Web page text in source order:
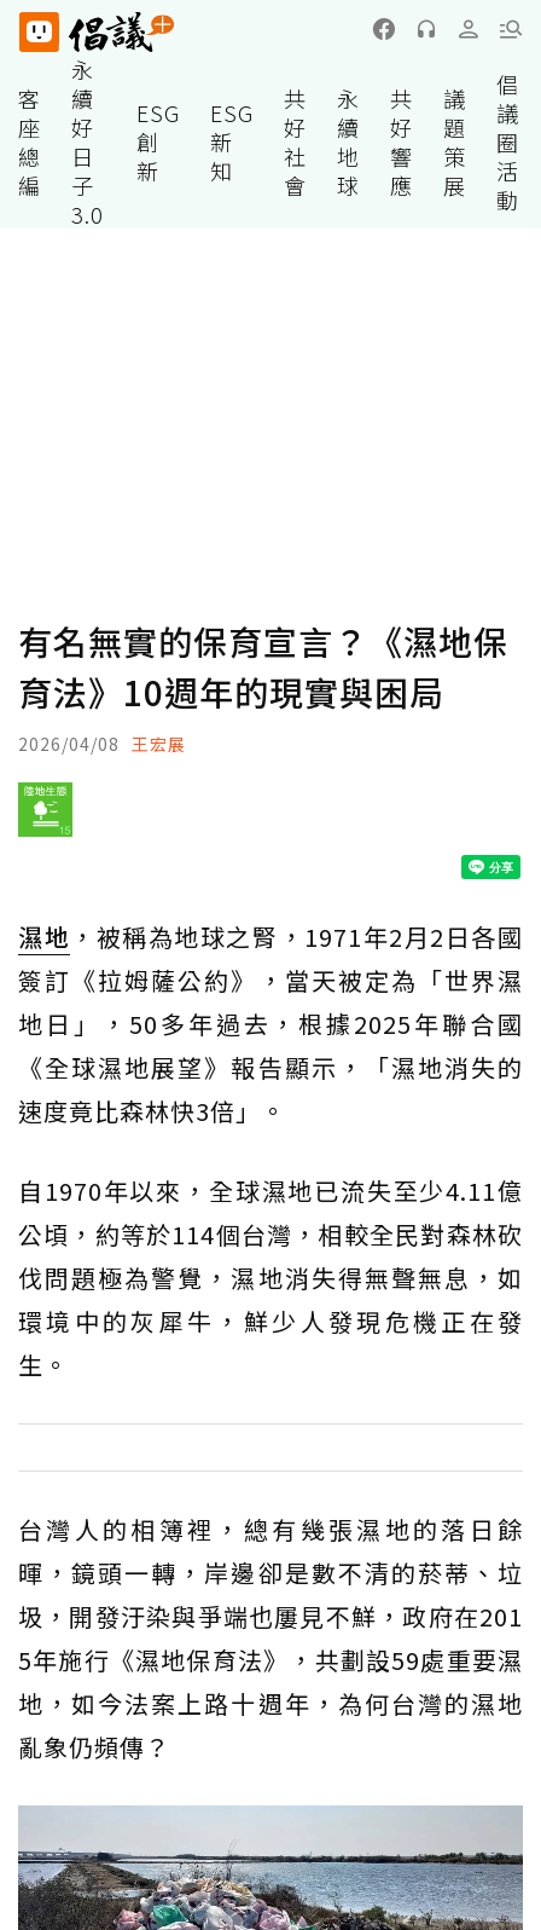
客
座
總
編
永
續
好
日
子
3.0
ESG
創
新
ESG
新
知
共
好
社
會
永
續
地
球
共
好
響
應
議
題
策
展
倡
議
圈
活
動
有名無實的保育宣言？《濕地保
育法》10週年的現實與困局
2026/04/08 王宏展
濕地 ，被稱為地球之腎，1971年2月2日各國
簽訂《拉姆薩公約》，當天被定為「世界濕
地日」，50多年過去，根據2025年聯合國
《全球濕地展望》報告顯示，「濕地消失的
速度竟比森林快3倍」。
自1970年以來，全球濕地已流失至少4.11億
公頃，約等於114個台灣，相較全民對森林砍
伐問題極為警覺，濕地消失得無聲無息，如
環境中的灰犀牛，鮮少人發現危機正在發
生。
台灣人的相簿裡，總有幾張濕地的落日餘
暉，鏡頭一轉，岸邊卻是數不清的菸蒂、垃
圾，開發汙染與爭端也屢見不鮮，政府在201
5年施行《濕地保育法》，共劃設59處重要濕
地，如今法案上路十週年，為何台灣的濕地
亂象仍頻傳？